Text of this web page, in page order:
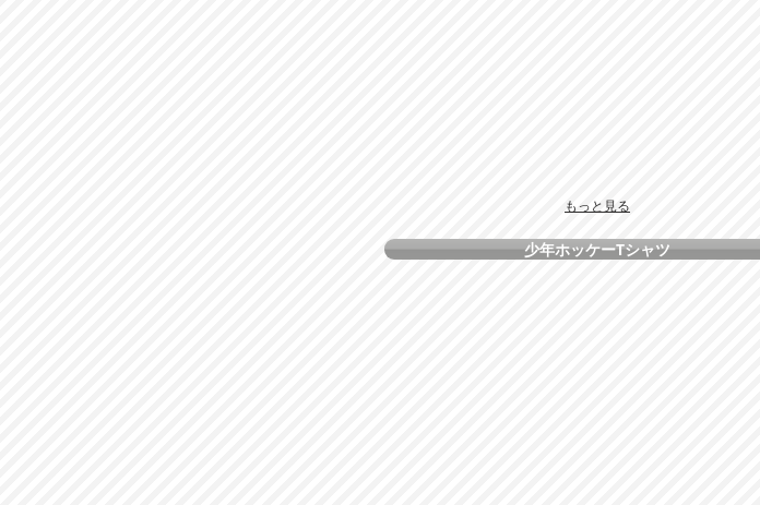
もっと見る
少年ホッケーTシャツ